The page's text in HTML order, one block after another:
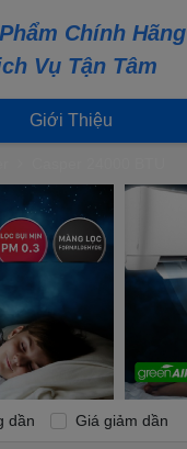
Chính Hãng
Vụ Tận Tâm
Giới Thiệu
dần Giá giảm dần